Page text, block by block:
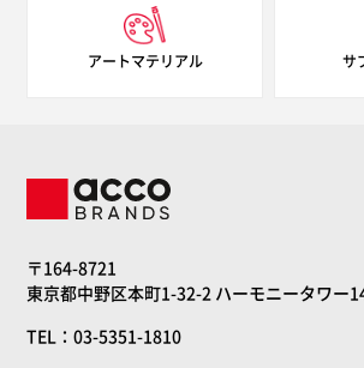
アートマテリアル サ
〒164-8721
東京都中野区本町1-32-2 ハーモニータワー
TEL：03-5351-1810